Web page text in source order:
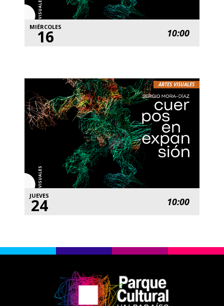
MIÉRCOLES
16 10:00
ARTES VISUALES
JUEVES
24 10:00